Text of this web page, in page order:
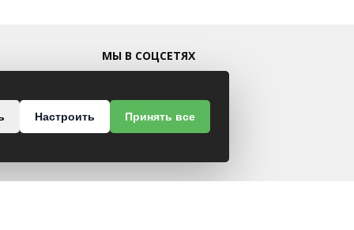
МЫ В СОЦСЕТЯХ
Настроить Принять все